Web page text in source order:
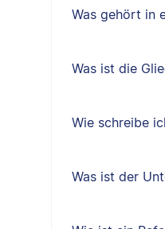
Was gehört in
Was ist die
Wie schreibe
Was ist der